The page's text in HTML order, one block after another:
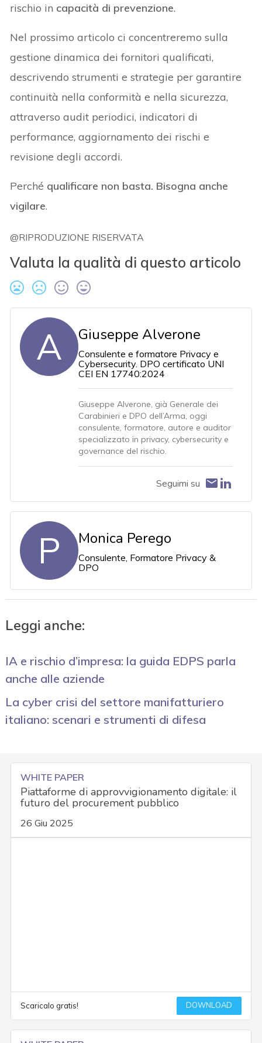
rischio in capacità di prevenzione.
Nel prossimo articolo ci concentreremo sulla
gestione dinamica dei fornitori qualificati,
descrivendo strumenti e strategie per garantire
continuità nella conformità e nella sicurezza,
attraverso audit periodici, indicatori di
performance, aggiornamento dei rischi e
revisione degli accordi.
Perché qualificare non basta. Bisogna anche
vigilare.
@RIPRODUZIONE RISERVATA
Valuta la qualità di questo articolo
A Giuseppe Alverone
Consulente e formatore Privacy e
Cybersecurity. DPO certificato UNI
CEI EN 17740:2024
Giuseppe Alverone, già Generale dei
Carabinieri e DPO dell’Arma, oggi
consulente, formatore, autore e auditor
specializzato in privacy, cybersecurity e
governance del rischio.
Seguimi su
P Monica Perego
Consulente, Formatore Privacy &
DPO
Leggi anche:
IA e rischio d’impresa: la guida EDPS parla
anche alle aziende
La cyber crisi del settore manifatturiero
italiano: scenari e strumenti di difesa
WHITE PAPER
Piattaforme di approvvigionamento digitale: il
futuro del procurement pubblico
26 Giu 2025
Scaricalo gratis! DOWNLOAD